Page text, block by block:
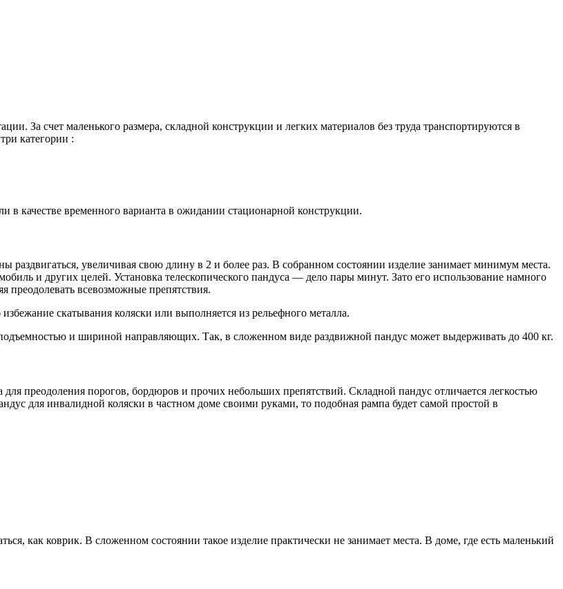
За счет маленького размера, складной конструкции и легких материалов без труда транспортируются в
категории :
в качестве временного варианта в ожидании стационарной конструкции.
раздвигаться, увеличивая свою длину в 2 и более раз. В собранном состоянии изделие занимает минимум места.
и других целей. Установка телескопического пандуса — дело пары минут. Зато его использование намного
преодолевать всевозможные препятствия.
скатывания коляски или выполняется из рельефного металла.
и шириной направляющих. Так, в сложенном виде раздвижной пандус может выдерживать до 400 кг.
преодоления порогов, бордюров и прочих небольших препятствий. Складной пандус отличается легкостью
для инвалидной коляски в частном доме своими руками, то подобная рампа будет самой простой в
как коврик. В сложенном состоянии такое изделие практически не занимает места. В доме, где есть маленький